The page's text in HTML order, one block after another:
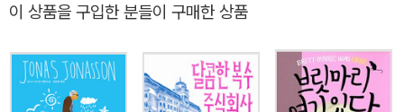
를 경악하게 만든 충격 실화! 24년간 지하 밀실에 갇혀 납치범의 아
다.”고 말했다. 2008년 오스트리아에서 정말로 소설보다 기괴하고
충격적인 사건이 벌어졌다. 요제프 프리츨이라는 73세의 노인이 24
이 상품을 구입한 분들이 구매한 상품